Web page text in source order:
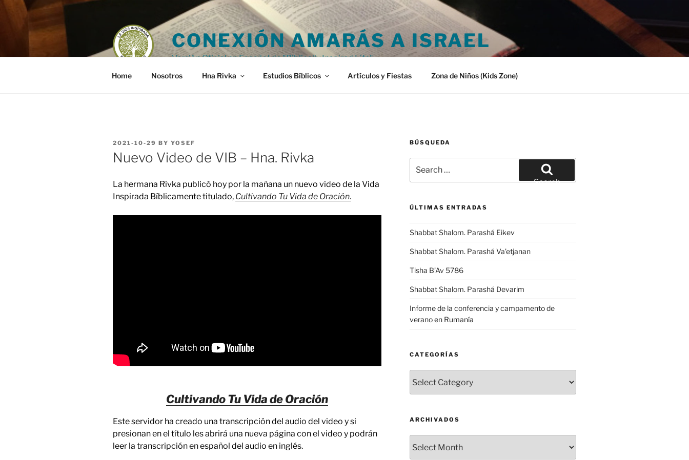
Skip
CONEXIÓN AMARÁS A ISRAEL
Versión Oficial en Español de "Biblically Inspired Life"
Home Nosotros Hna Rivka Estudios Bíblicos Artículos y Fiestas Zona de Niños (Kids Zone)
POSTED
ON
2021-10-29 BY YOSEF
Nuevo Video de VIB – Hna. Rivka
La hermana Rivka publicó hoy por la mañana un nuevo video de la Vida
Inspirada Bíblicamente titulado, Cultivando Tu Vida de Oración.
Cultivando Tu Vida de Oración
Este servidor ha creado una transcripción del audio del video y si
presionan en el título les abrirá una nueva página con el video y podrán
leer la transcripción en español del audio en inglés.
BÚSQUEDA
for:
Search
ÚLTIMAS ENTRADAS
Shabbat Shalom. Parashá Eikev
Shabbat Shalom. Parashá Va’etjanan
Tisha B’Av 5786
Shabbat Shalom. Parashá Devarim
Informe de la conferencia y campamento de
verano en Rumanía
CATEGORÍAS
ARCHIVADOS